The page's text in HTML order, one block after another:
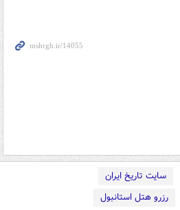
سایت تاریخ ایران
رزرو هتل استانبول